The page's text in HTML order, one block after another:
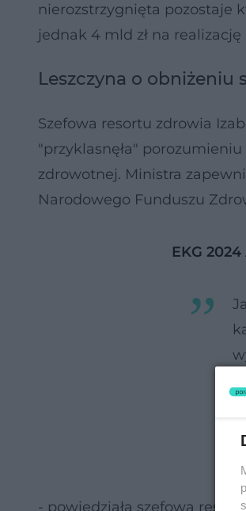
nierozstrzygnięta pozostaje
jednak 4 mld zł na
Leszczyna o obniżeniu
Szefowa resortu zdrowia
"przyklasnęła"
zdrowotnej. Ministra
Narodowego Funduszu
EKG
- powiedziała szefowa